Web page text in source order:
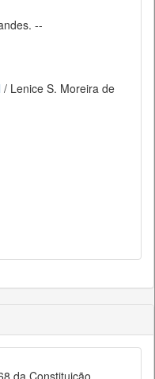
--
/ Lenice S. Moreira de
da Constituição